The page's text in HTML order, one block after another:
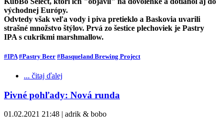
východnej Európy.
Odvtedy však veľa vody i piva pretieklo a Baskovia uvarili
strašné množstvo štýlov. Prvá zo šestice plechoviek je Pastry
IPA s cukríkmi marshmallow.
#IPA #Pastry Beer #Basqueland Brewing Project
... čitaj ďalej
Pivné pohľady: Nová runda
01.02.2021 21:48 | adrik & bobo